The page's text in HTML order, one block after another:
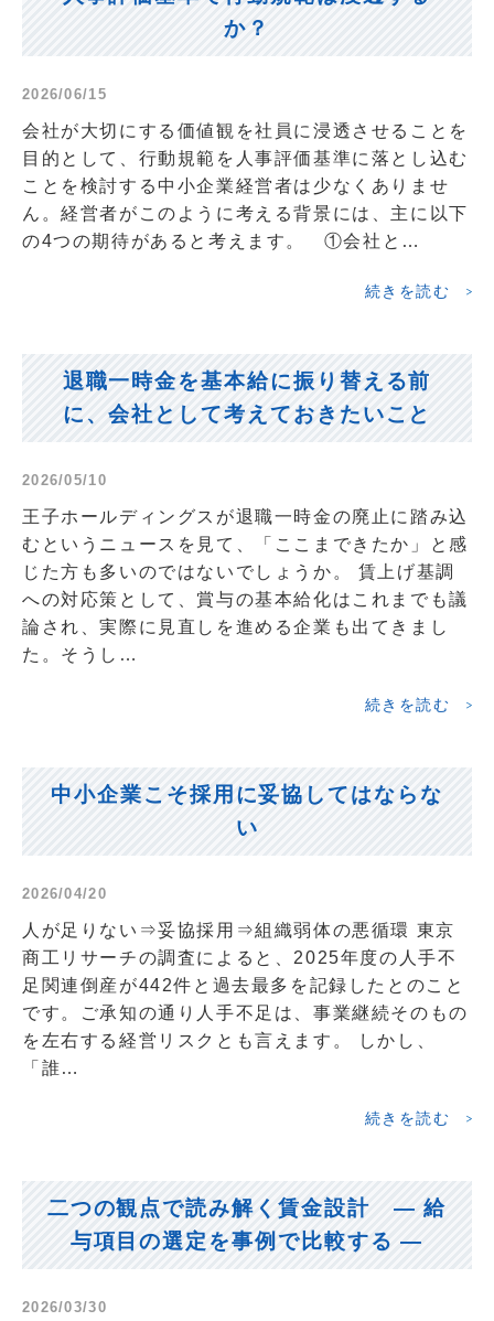
か？
2026/06/15
会社が大切にする価値観を社員に浸透させることを
目的として、行動規範を人事評価基準に落とし込む
ことを検討する中小企業経営者は少なくありませ
ん。経営者がこのように考える背景には、主に以下
の4つの期待があると考えます。 ①会社と…
続きを読む
退職一時金を基本給に振り替える前
に、会社として考えておきたいこと
2026/05/10
王子ホールディングスが退職一時金の廃止に踏み込
むというニュースを見て、「ここまできたか」と感
じた方も多いのではないでしょうか。 賃上げ基調
への対応策として、賞与の基本給化はこれまでも議
論され、実際に見直しを進める企業も出てきまし
た。そうし…
続きを読む
中小企業こそ採用に妥協してはならな
い
2026/04/20
人が足りない⇒妥協採用⇒組織弱体の悪循環 東京
商工リサーチの調査によると、2025年度の人手不
足関連倒産が442件と過去最多を記録したとのこと
です。ご承知の通り人手不足は、事業継続そのもの
を左右する経営リスクとも言えます。 しかし、
「誰…
続きを読む
二つの観点で読み解く賃金設計 ― 給
与項目の選定を事例で比較する ―
2026/03/30